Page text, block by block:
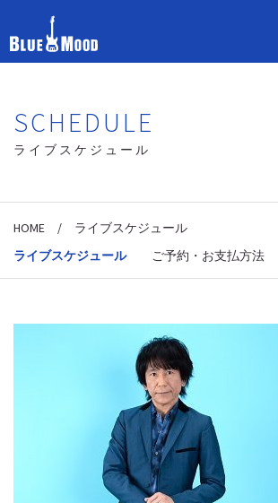
SCHEDULE
ライブスケジュール
HOME /
ライブスケジュール
ライブスケジュール
ご予約・お支払方法